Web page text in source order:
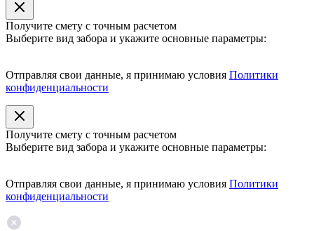
Получите смету с точным расчетом
Выберите вид забора и укажите основные параметры:
Отправляя свои данные, я принимаю условия Политики
конфиденциальности
Получите смету с точным расчетом
Выберите вид забора и укажите основные параметры:
Отправляя свои данные, я принимаю условия Политики
конфиденциальности